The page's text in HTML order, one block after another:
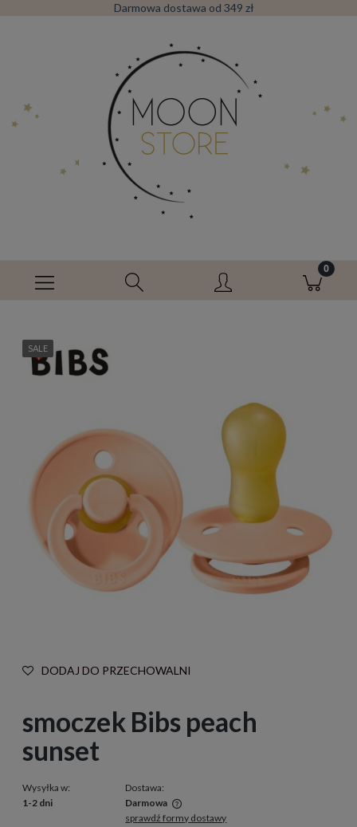
Darmowa dostawa od 349 zł
SALE
DODAJ DO PRZECHOWALNI
smoczek Bibs peach
sunset
Wysyłka w:
1-2 dni
Dostawa:
Darmowa
Cena nie zawiera ewentualnych kosztów płatności
sprawdź formy dostawy